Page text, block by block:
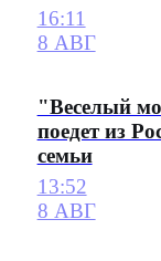
16:11
8 АВГ
"Веселый
поедет из
семьи
13:52
8 АВГ